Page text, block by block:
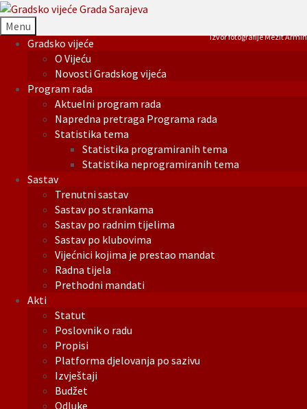
Menu
Gradsko vijeće
O Vijeću
Novosti Gradskog vijeća
Program rada
Aktuelni program rada
Napredna pretraga Programa rada
Statistika tema
Statistika programiranih tema
Statistika neprogramiranih tema
Sastav
Trenutni sastav
Sastav po strankama
Sastav po radnim tijelima
Sastav po klubovima
Vijećnici kojima je prestao mandat
Radna tijela
Prethodni mandati
Akti
Statut
Poslovnik o radu
Propisi
Platforma djelovanja po sazivu
Izvještaji
Budžet
Odluke
Izvor fotografije Mezit Armin